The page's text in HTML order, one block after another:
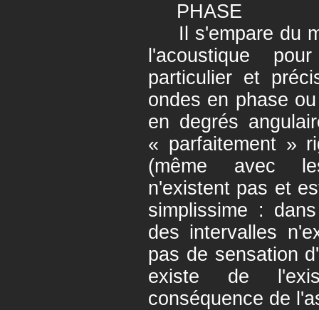
PHASE
Il s'empare du
l'acoustique
particulier et
ondes en phase
en degrés
« parfaitement »
(même avec
n'existent pas et
simplissime :
des intervalles
pas de sensation
existe de
conséquence de